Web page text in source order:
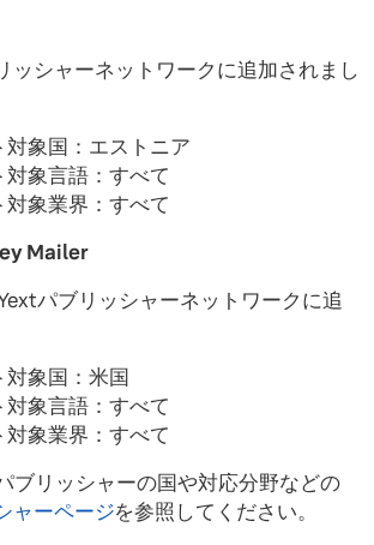
ッシャーネットワークに追加されまし
対象国：エストニア
対象言語：すべて
対象業界：すべて
Mailer
パブリッシャーネットワークに追
象国：米国
対象言語：すべて
対象業界：すべて
ブリッシャーの国や対応分野などの
ャーページを参照してください。